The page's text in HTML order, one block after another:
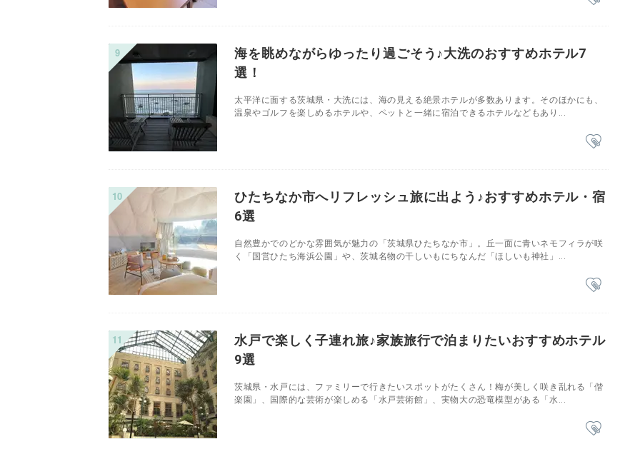
海を眺めながらゆったり過ごそう♪大洗のおすすめホテル7
選！
太平洋に面する茨城県・大洗には、海の見える絶景ホテルが多数あります。そのほかにも、
温泉やゴルフを楽しめるホテルや、ペットと一緒に宿泊できるホテルなどもあり...
ひたちなか市へリフレッシュ旅に出よう♪おすすめホテル・宿
6選
自然豊かでのどかな雰囲気が魅力の「茨城県ひたちなか市」。丘一面に青いネモフィラが咲
く「国営ひたち海浜公園」や、茨城名物の干しいもにちなんだ「ほしいも神社」...
水戸で楽しく子連れ旅♪家族旅行で泊まりたいおすすめホテル
9選
茨城県・水戸には、ファミリーで行きたいスポットがたくさん！梅が美しく咲き乱れる「偕
楽園」、国際的な芸術が楽しめる「水戸芸術館」、実物大の恐竜模型がある「水...